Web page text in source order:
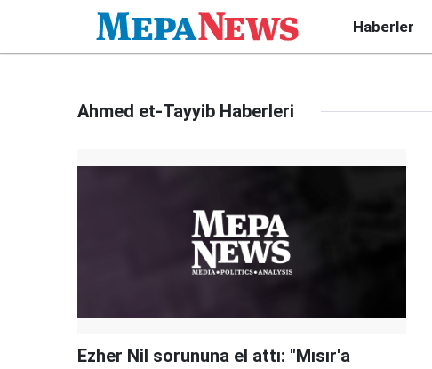
Haberler
Ahmed et-Tayyib Haberleri
Ezher Nil sorununa el attı: "Mısır'a